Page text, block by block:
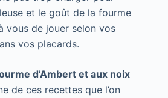
et le goût de la fourme
vous de jouer selon vos
vos placards.
d’Ambert et aux noix
de ces recettes que l’on